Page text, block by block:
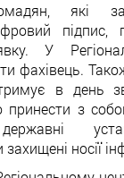
які
підпис,
У
фахівець.
в день
принести з
носії